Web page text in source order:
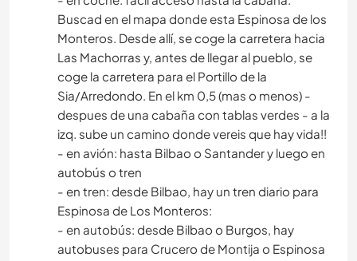
Buscad en el mapa donde esta Espinosa de los
Monteros. Desde allí, se coge la carretera hacia
Las Machorras y, antes de llegar al pueblo, se
coge la carretera para el Portillo de la
Sia/Arredondo. En el km 0,5 (mas o menos) -
despues de una cabaña con tablas verdes - a la
izq. sube un camino donde vereis que hay vida!!
- en avión: hasta Bilbao o Santander y luego en
autobús o tren
- en tren: desde Bilbao, hay un tren diario para
Espinosa de Los Monteros:
- en autobús: desde Bilbao o Burgos, hay
autobuses para Crucero de Montija o Espinosa